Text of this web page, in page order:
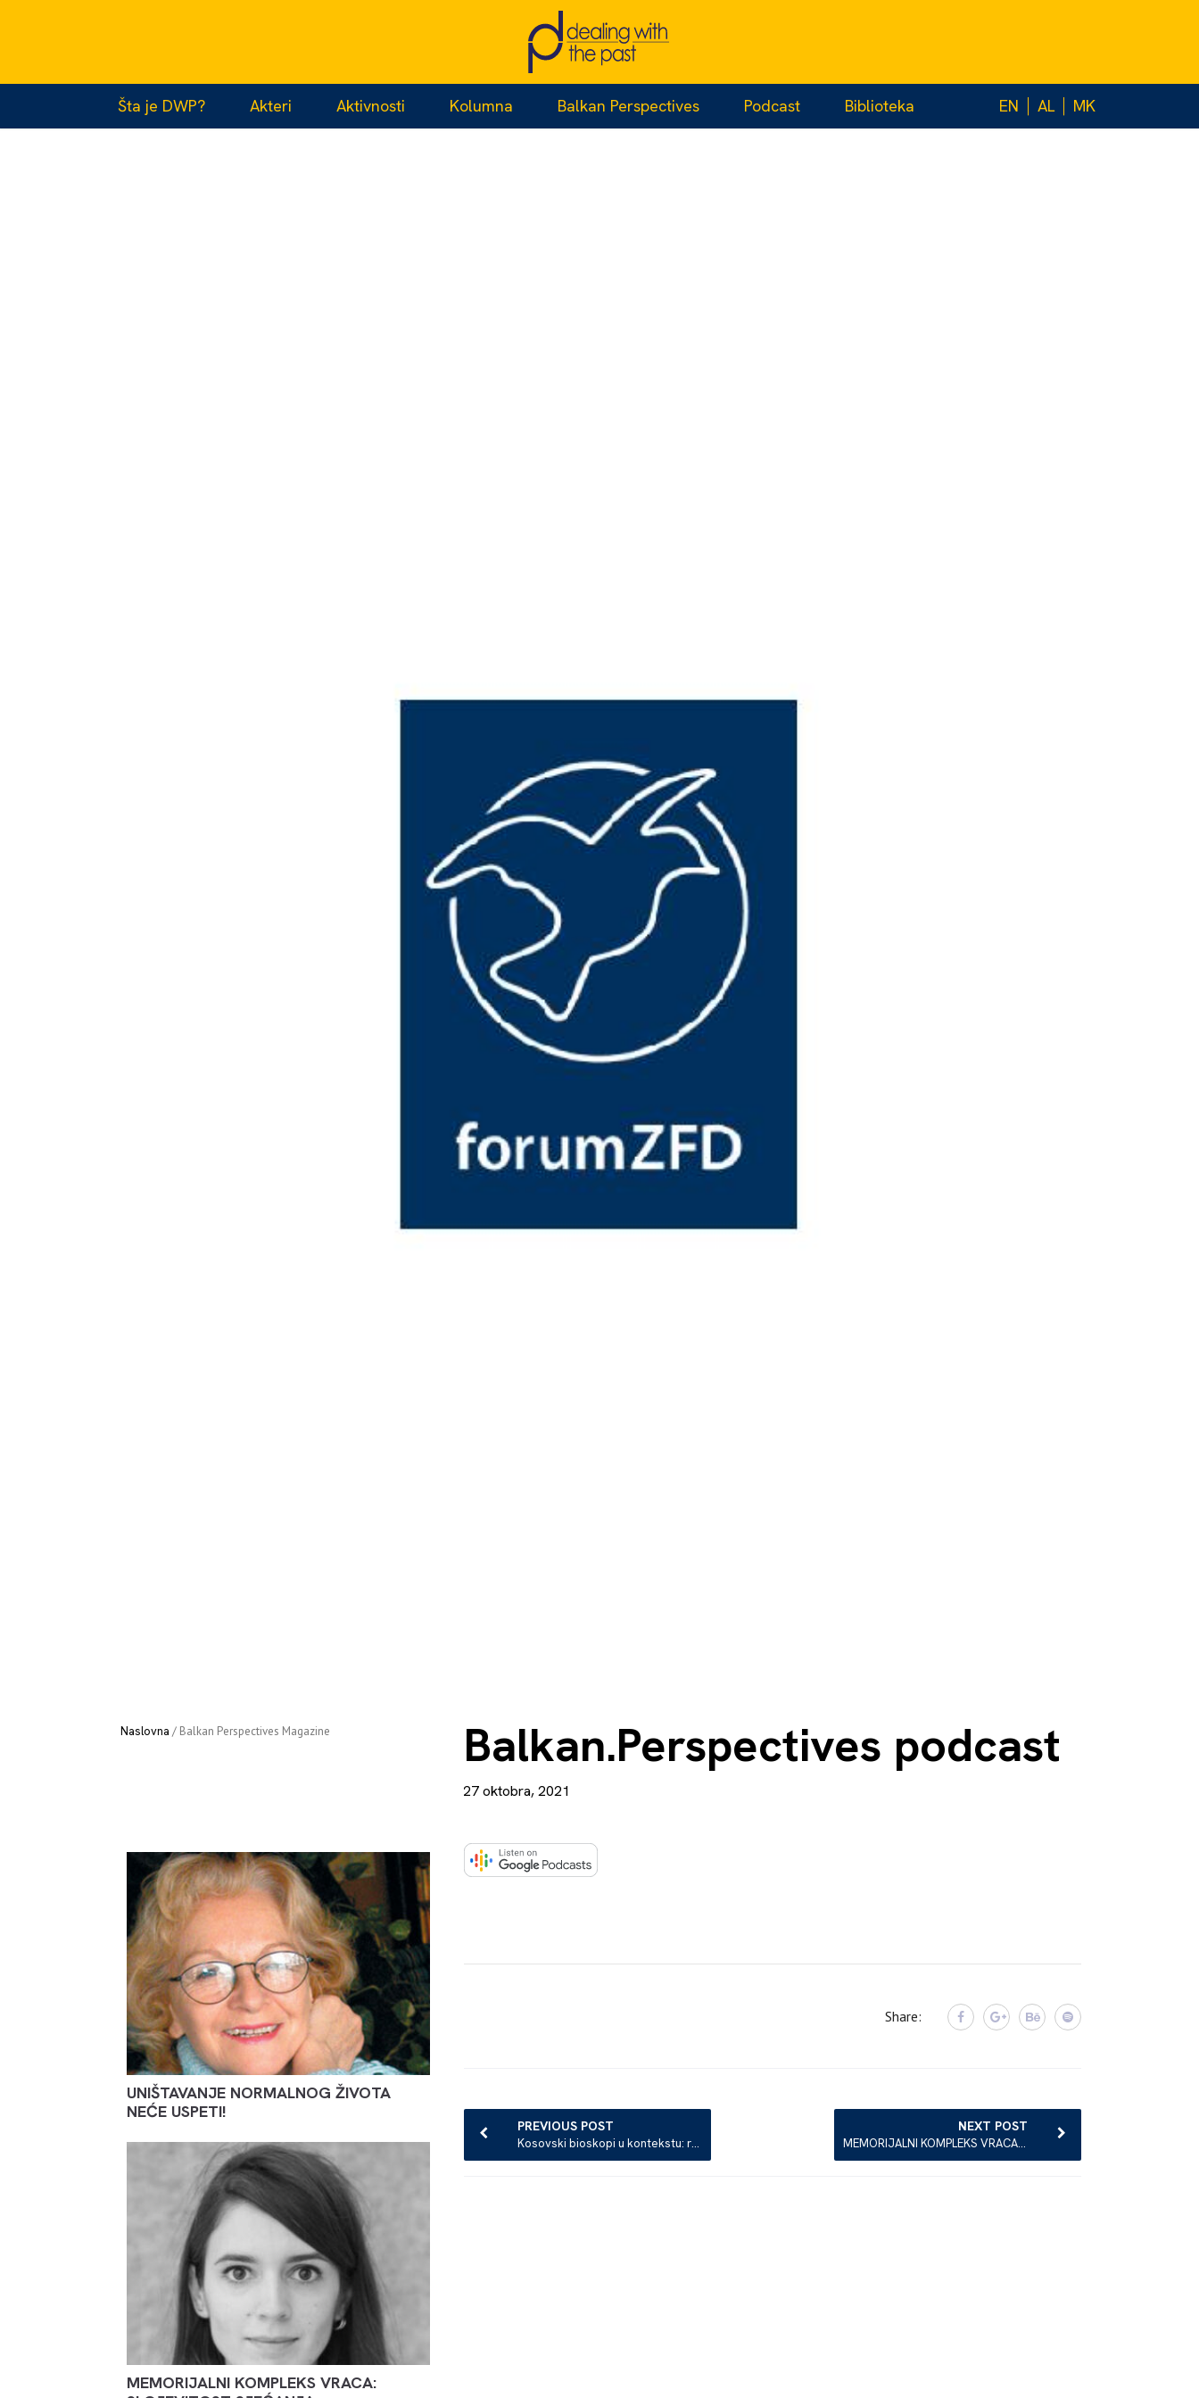
Šta je DWP? Akteri Aktivnosti Kolumna Balkan Perspectives Podcast Biblioteka EN AL MK
Naslovna / Balkan.Perspectives podcast
27 oktobra, 2021
Share:
navigation
PREVIOUS POST
Kosovski bioskopi u kontekstu: reportaža
NEXT POST
MEMORIJALNI KOMPLEKS VRACA: SLOJEVITOST SJEĆANJA
UNIŠTAVANJE NORMALNOG ŽIVOTA
NEĆE USPETI!
MEMORIJALNI KOMPLEKS VRACA: